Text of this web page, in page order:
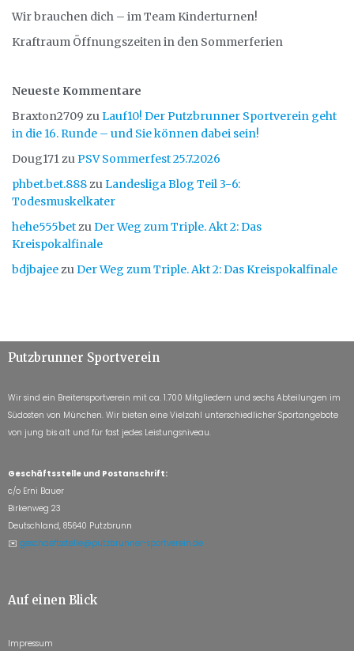
Wir brauchen dich – im Team Kinderturnen!
Kraftraum Öffnungszeiten in den Sommerferien
Neueste Kommentare
Braxton2709 zuLauf10! Der Putzbrunner Sportverein geht
in die 16. Runde – und Sie können dabei sein!
Doug171zuPSV Sommerfest 25.7.2026
phbet.bet.888zuLandesliga Blog Teil 3-6:
Todesmuskelkater
hehe555betzuDer Weg zum Triple. Akt 2: Das
Kreispokalfinale
bdjbajeezuDer Weg zum Triple. Akt 2: Das Kreispokalfinale
Putzbrunner Sportverein
Wir sind ein Breitensportverein mit ca. 1.700 Mitgliedern und sechs Abteilungen im
Südosten von München. Wir bieten eine Vielzahl unterschiedlicher Sportangebote
von jung bis alt und für fast jedes Leistungsniveau.
Geschäftsstelle und Postanschrift:
c/o Erni Bauer
Birkenweg 23
Deutschland, 85640 Putzbrunn
✉️ geschaeftsstelle@putzbrunner-sportverein.de
Auf einen Blick
Impressum